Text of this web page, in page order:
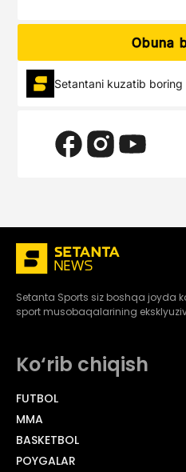
Obuna
Setantani kuzatib boring
Setanta Sports siz boshqa joyda
sport musobaqalarining
Ko‘rib chiqish
FUTBOL
MMA
BASKETBOL
POYGALAR